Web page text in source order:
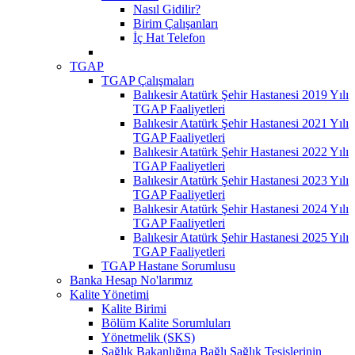
Nasıl Gidilir?
Birim Çalışanları
İç Hat Telefon
TGAP
TGAP Çalışmaları
Balıkesir Atatürk Şehir Hastanesi 2019 Yılı
TGAP Faaliyetleri
Balıkesir Atatürk Şehir Hastanesi 2021 Yılı
TGAP Faaliyetleri
Balıkesir Atatürk Şehir Hastanesi 2022 Yılı
TGAP Faaliyetleri
Balıkesir Atatürk Şehir Hastanesi 2023 Yılı
TGAP Faaliyetleri
Balıkesir Atatürk Şehir Hastanesi 2024 Yılı
TGAP Faaliyetleri
Balıkesir Atatürk Şehir Hastanesi 2025 Yılı
TGAP Faaliyetleri
TGAP Hastane Sorumlusu
Banka Hesap No'larımız
Kalite Yönetimi
Kalite Birimi
Bölüm Kalite Sorumluları
Yönetmelik (SKS)
Sağlık Bakanlığına Bağlı Sağlık Tesislerinin